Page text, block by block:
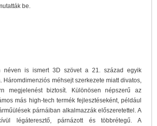
be.
néven is ismert 3D szövet a 21. század egyik
Háromdimenziós méhsejt szerkezete miatt divatos,
megjelenést biztosít. Különösen népszerű az
más high-tech termék fejlesztéseként, például
párnáiban alkalmazzák előszeretettel. A
légáteresztő, párnázott és többrétegű. A